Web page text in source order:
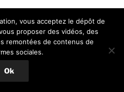
chronique intitulée
»…
,
petite équipe d’éditeurs
de l’actualité musicale avec
vous acceptez le dépôt de
proposer des vidéos, des
remontées de contenus de
sociales.
Ok